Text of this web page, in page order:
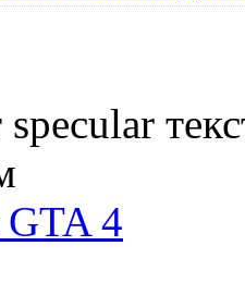
specular
GTA 4